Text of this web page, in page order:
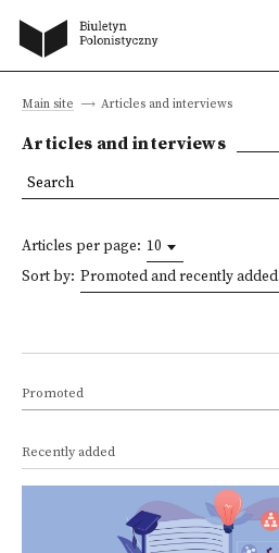
Main site Articles and interviews
Articles and interviews
Articles per page: 10
Sort by: Promoted and recently added
Promoted
Recently added
Search